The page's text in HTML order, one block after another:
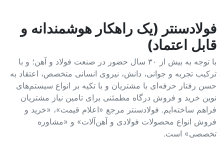
فولادسنتر (یک راهکار هوشمندانه و
قابل اعتماد)
با توجه به بیش از ۳۰ سال حضور در صنعت فولاد و آهن؛ و با
ترکیب تجربه و جوانی، دانش، نیروی انسانی متخصص، اعتقاد به
حسن رفتار حرفه‌ای با مشتریان و با تکیه بر انواع سیستم‌های
نوین خرید و فروش درگاه مطمئنی برای تامین نیاز مشتریان
فراهم ساخته‌ایم. فولادسنتر مرجع «اعلام قیمت»، «خرید و
فروش انواع محصولات فولادی و آهن‌آلات» و «مشاوره
تخصصی» است.